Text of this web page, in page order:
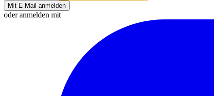
Mit E-Mail anmelden
oder anmelden mit